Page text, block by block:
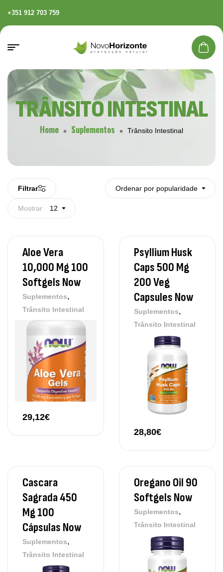
+351 912 703 759
TRÂNSITO INTESTINAL
Home Suplementos Trânsito Intestinal
Filtrar Ordenar por popularidade
Mostrar 12
Aloe Vera
10,000 Mg 100
Softgels Now
Suplementos,
Trânsito Intestinal
29,12€
Psyllium Husk
Caps 500 Mg
200 Veg
Capsules Now
Suplementos,
Trânsito Intestinal
28,80€
Cascara
Sagrada 450
Mg 100
Cápsulas Now
Suplementos,
Trânsito Intestinal
Oregano Oil 90
Softgels Now
Suplementos,
Trânsito Intestinal